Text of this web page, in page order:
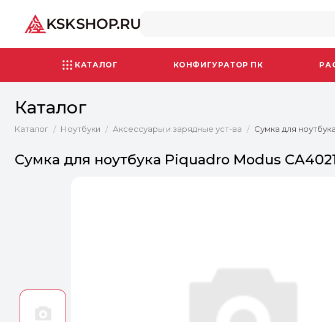
КАТАЛОГ КОНФИГУРАТОР ПК
Каталог
Каталог / Ноутбуки / Аксессуары и зарядные уст-ва / Сумка для
Сумка для ноутбука Piquadro Modus